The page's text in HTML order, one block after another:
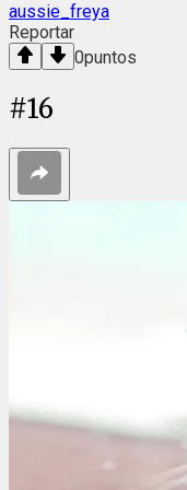
aussie_freya
Reportar
0puntos
#16